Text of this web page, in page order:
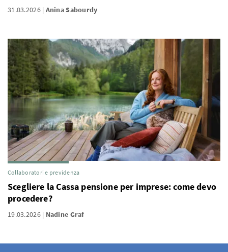
31.03.2026 Anina Sabourdy
Collaboratori e previdenza
Scegliere la Cassa pensione per imprese: come devo
procedere?
19.03.2026 Nadine Graf